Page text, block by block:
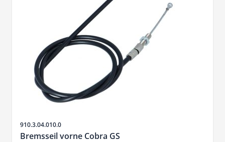
SKU
910.3.04.010.0
Bremsseil vorne Cobra GS